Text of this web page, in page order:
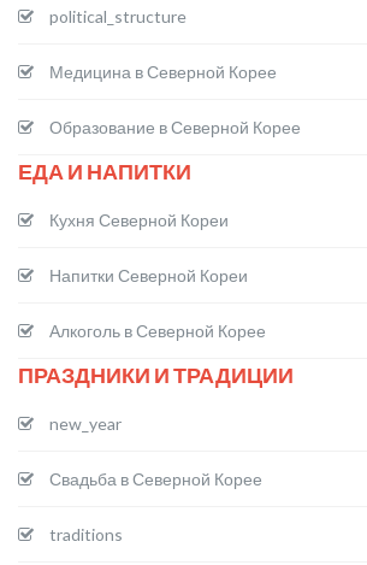
political_structure
Медицина в Северной Корее
Образование в Северной Корее
ЕДА И НАПИТКИ
Кухня Северной Кореи
Напитки Северной Кореи
Алкоголь в Северной Корее
ПРАЗДНИКИ И ТРАДИЦИИ
new_year
Свадьба в Северной Корее
traditions